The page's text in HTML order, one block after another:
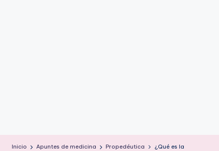
Inicio Apuntes de medicina Propedéutica
¿Qué es la